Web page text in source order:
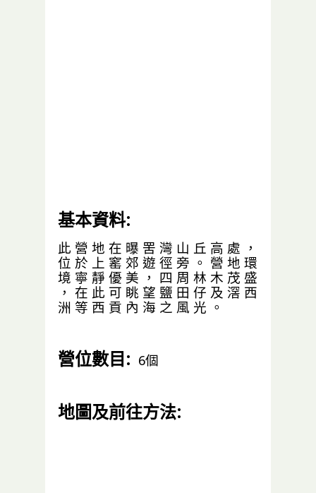
基本資料:
此 營 地 在 曝 罟 灣 山 丘 高 處 ，
位 於 上 窰 郊 遊 徑 旁 。 營 地 環
境 寧 靜 優 美 ， 四 周 林 木 茂 盛
， 在 此 可 眺 望 鹽 田 仔 及 滘 西
洲 等 西 貢 內 海 之 風 光 。
營位數目: 6個
地圖及前往方法: